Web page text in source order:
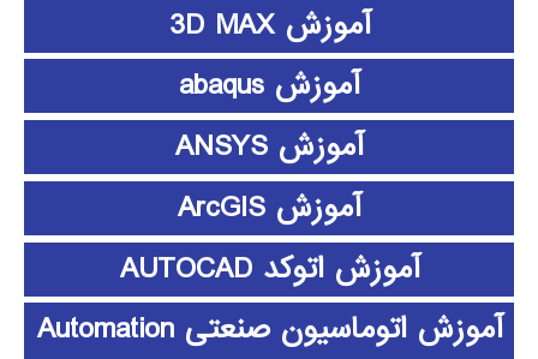
آموزش 3D MAX
آموزش abaqus
آموزش ANSYS
آموزش ArcGIS
آموزش اتوکد AUTOCAD
آموزش اتوماسیون صنعتی Automation